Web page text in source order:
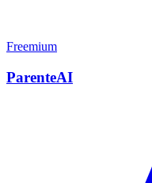
Freemium
ParenteAI